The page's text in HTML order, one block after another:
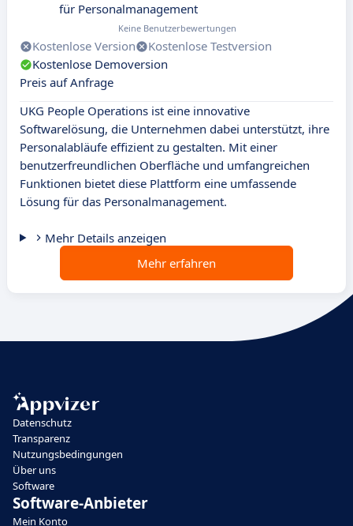
für Personalmanagement
Keine Benutzerbewertungen
Kostenlose Version
Kostenlose Testversion
Kostenlose Demoversion
Preis auf Anfrage
UKG People Operations ist eine innovative
Softwarelösung, die Unternehmen dabei unterstützt, ihre
Personalabläufe effizient zu gestalten. Mit einer
benutzerfreundlichen Oberfläche und umfangreichen
Funktionen bietet diese Plattform eine umfassende
Lösung für das Personalmanagement.
Mehr Details anzeigen
Mehr erfahren
Datenschutz
Transparenz
Nutzungsbedingungen
Über uns
Software
Software-Anbieter
Mein Konto